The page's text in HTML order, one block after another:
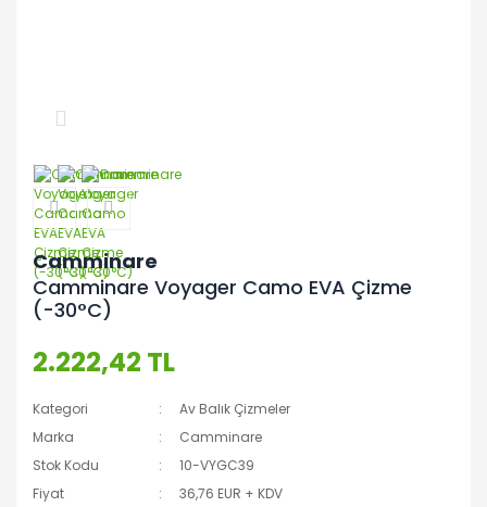
Camminare
Camminare Voyager Camo EVA Çizme
(-30°C)
2.222,42 TL
Kategori
Av Balık Çizmeler
Marka
Camminare
Stok Kodu
10-VYGC39
Fiyat
36,76 EUR + KDV